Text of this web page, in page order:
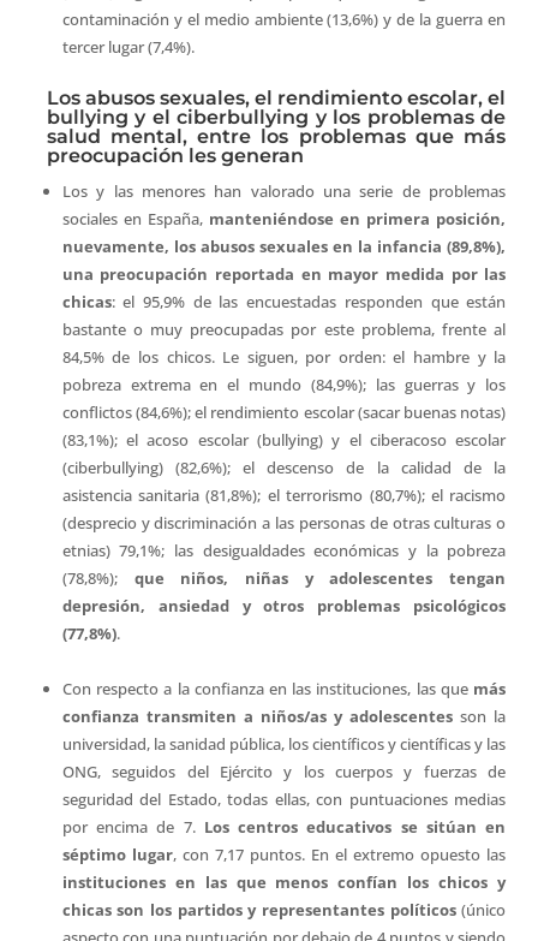
contaminación y el medio ambiente (13,6%) y de la guerra en
tercer lugar (7,4%).
Los abusos sexuales, el rendimiento escolar, el
bullying y el ciberbullying y los problemas de
salud mental, entre los problemas que más
preocupación les generan
Los y las menores han valorado una serie de problemas
sociales en España,manteniéndose en primera posición,
nuevamente, los abusos sexuales en la infancia (89,8%),
una preocupación reportada en mayor medida por las
chicas: el 95,9% de las encuestadas responden que están
bastante o muy preocupadas por este problema, frente al
84,5% de los chicos. Le siguen, por orden: el hambre y la
pobreza extrema en el mundo (84,9%); las guerras y los
conflictos (84,6%); el rendimiento escolar (sacar buenas notas)
(83,1%); el acoso escolar (bullying) y el ciberacoso escolar
(ciberbullying) (82,6%); el descenso de la calidad de la
asistencia sanitaria (81,8%); el terrorismo (80,7%); el racismo
(desprecio y discriminación a las personas de otras culturas o
etnias) 79,1%; las desigualdades económicas y la pobreza
(78,8%); que niños, niñas y adolescentes tengan
depresión, ansiedad y otros problemas psicológicos
(77,8%).
Con respecto a la confianza en las instituciones, las que más
confianza transmiten a niños/as y adolescentes son la
universidad, la sanidad pública, los científicos y científicas y las
ONG, seguidos del Ejército y los cuerpos y fuerzas de
seguridad del Estado, todas ellas, con puntuaciones medias
por encima de 7. Los centros educativos se sitúan en
séptimo lugar, con 7,17 puntos. En el extremo opuesto las
instituciones en las que menos confían los chicos y
chicas son los partidos y representantes políticos(único